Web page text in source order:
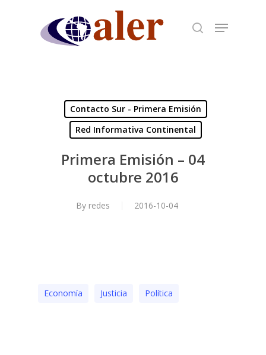
Contacto Sur - Primera Emisión
Red Informativa Continental
Primera Emisión – 04
octubre 2016
By redes 2016-10-04
Economía Justicia Polí­tica